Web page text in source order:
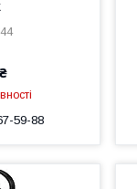
59-88